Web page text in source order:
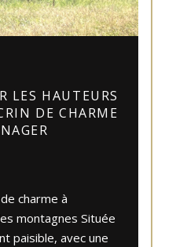
LES HAUTEURS
DE CHARME
charme à
montagnes Située
paisible, avec une